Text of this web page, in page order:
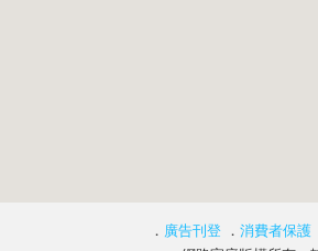
． 廣告刊登 ． 消費者保護